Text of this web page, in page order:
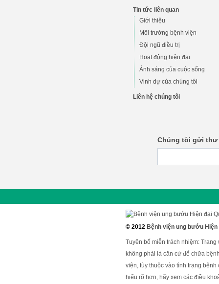
Tin tức liên quan
Giới thiệu
Môi trường bệnh viện
Đội ngũ điều trị
Hoạt động hiện đại
Ánh sáng của cuộc sống
Vinh dự của chúng tôi
Liên hệ chúng tôi
Chúng tôi gửi
© 2012 Bệnh viện ung bướu
Tuyên bố miễn trách nhiệm:
không phải là căn cứ để chữa
viện, tùy thuộc vào tình trạng
hiểu rõ hơn, hãy xem các điều